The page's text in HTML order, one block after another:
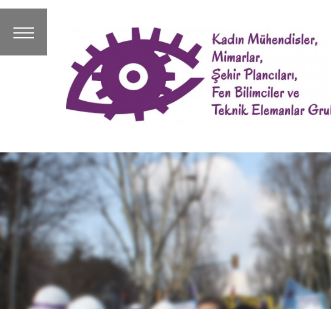
Haberler &
Duyurular
Kültür &
Sanat
Kadınlar
Emeği
Kadın
Bedeni
Kadın
Mücadelesi
Kadın
Tarihi